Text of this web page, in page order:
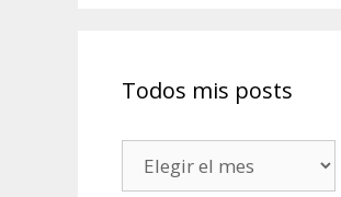
Todos mis posts
mis